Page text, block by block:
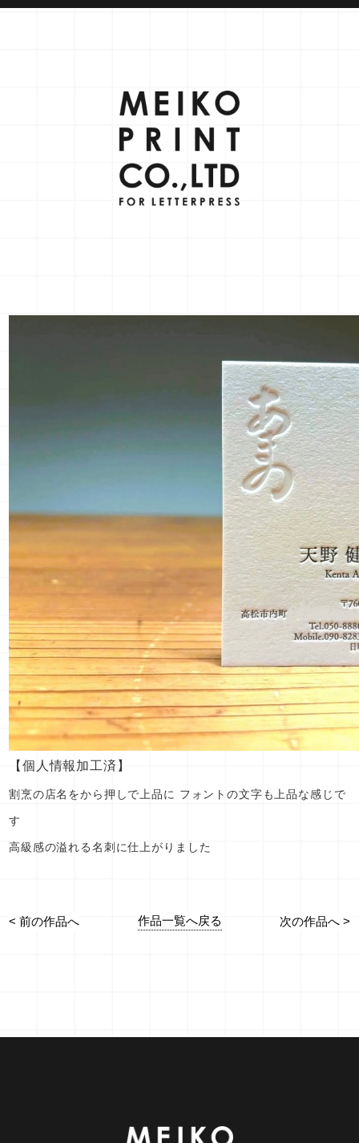
【個人情報加工済】
割烹の店名をから押しで上品に フォントの文字も上品な感じで
す
高級感の溢れる名刺に仕上がりました
< 前の作品へ 作品一覧へ戻る 次の作品へ >